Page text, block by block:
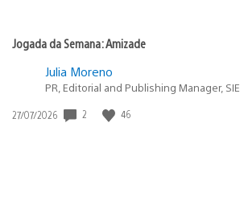
Jogada da Semana: Amizade
Julia Moreno
PR, Editorial and Publishing Manager, SIE
Data
27/07/2026 2 46